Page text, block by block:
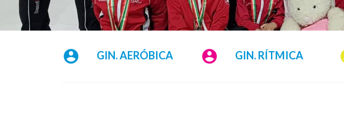
GIN. AERÓBICA GIN. RÍTMICA